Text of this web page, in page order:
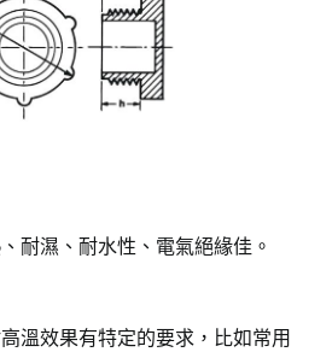
耐濕、耐水性、電氣絕緣佳。
溫效果有特定的要求，比如常用